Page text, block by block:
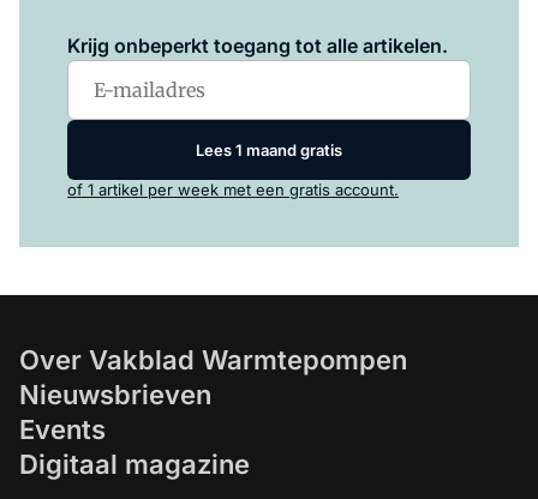
Krijg onbeperkt toegang tot alle artikelen.
Lees 1 maand gratis
of 1 artikel per week met een gratis account.
Over Vakblad Warmtepompen
Nieuwsbrieven
Events
Digitaal magazine